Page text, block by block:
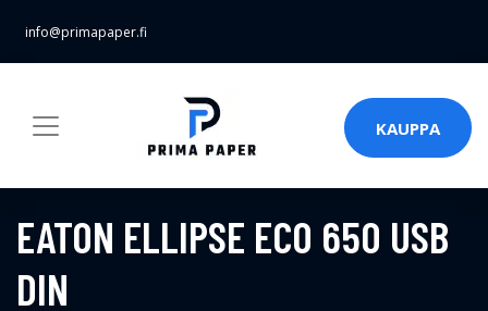
info@primapaper.fi
KAUPPA
EATON ELLIPSE ECO 650 USB
DIN